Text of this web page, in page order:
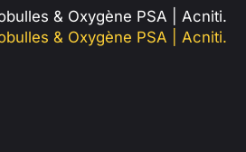
& Oxygène PSA | Acniti.
& Oxygène PSA | Acniti.